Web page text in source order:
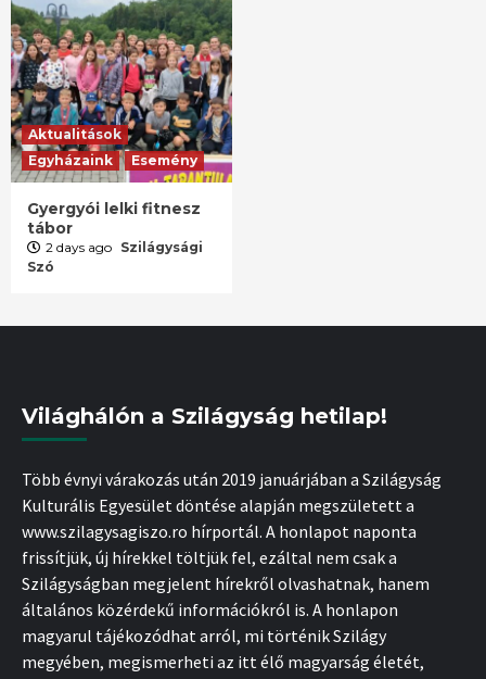
Aktualitások
Egyházaink
Esemény
Gyergyói lelki fitnesz
tábor
2 days ago Szilágysági
Szó
Világhálón a Szilágyság hetilap!
Több évnyi várakozás után 2019 januárjában a Szilágyság
Kulturális Egyesület döntése alapján megszületett a
www.szilagysagiszo.ro hírportál. A honlapot naponta
frissítjük, új hírekkel töltjük fel, ezáltal nem csak a
Szilágyságban megjelent hírekről olvashatnak, hanem
általános közérdekű információkról is. A honlapon
magyarul tájékozódhat arról, mi történik Szilágy
megyében, megismerheti az itt élő magyarság életét,